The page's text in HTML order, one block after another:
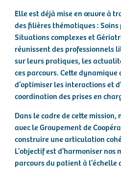
Elle est déjà mise en œuvre à
des filières thématiques :
Situations complexes et
réunissent des professionnels
sur leurs pratiques, les
ces parcours. Cette
d’optimiser les interactions et
coordination des prises en
Dans le cadre de cette
avec le Groupement de
construire une articulation
L’objectif est d’harmoniser
parcours du patient à l’échelle